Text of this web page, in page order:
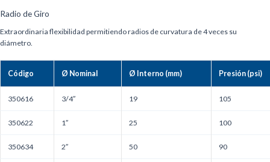
Radio de Giro
Extraordinaria flexibilidad permitiendo radios de curvatura de 4 veces su
diámetro.
Código Ø Nominal Ø Interno (mm) Presión (psi)
350616 3/4″ 19 105
350622 1″ 25 100
350634 2″ 50 90